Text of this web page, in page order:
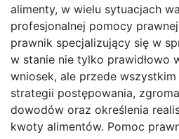
alimenty, w wielu sytuacjach
profesjonalnej pomocy
prawnik specjalizujący się w
w stanie nie tylko prawidłowo
wniosek, ale przede
strategii postępowania,
dowodów oraz określenia
kwoty alimentów. Pomoc